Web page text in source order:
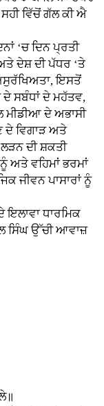
ਵਿੱਚੋਂ ਗੱਲ ਕੀ ਐ
‘ਚ ਦਿਨ ਪ੍ਰਤੀ
ਦੇਸ਼ ਦੀ ਪੱਧਰ ‘ਤੇ
ਇਸਤੋਂ
ਸਬੰਧਾਂ ਦੇ ਮਹੱਤਵ,
ਦੇ ਅਭਾਸੀ
ਦੇ ਵਿਗਾੜ ਅਤੇ
ਲੜਨ ਦੀ ਸ਼ਕਤੀ
ਅਤੇ ਵਹਿਮਾਂ ਭਰਮਾਂ
ਜੀਵਨ ਪਾਸਾਰਾਂ ਨੂੰ
ਇਲਾਵਾ ਧਾਰਮਿਕ
ਸਿੰਘ ਉੱਚੀ ਆਵਾਜ਼